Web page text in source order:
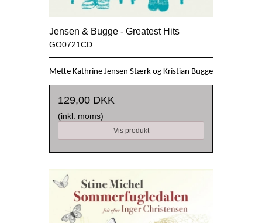
Jensen & Bugge - Greatest Hits
GO0721CD
Mette Kathrine Jensen Stærk og Kristian Bugge
129,00 DKK
(inkl. moms)
Vis produkt